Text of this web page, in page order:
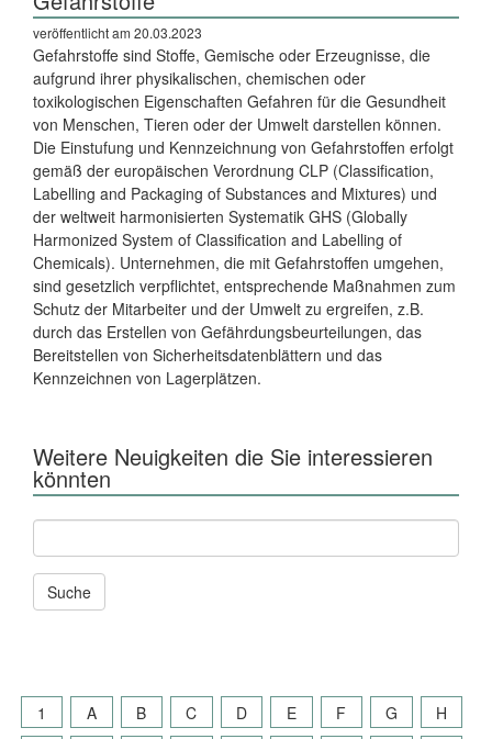
veröffentlicht am 20.03.2023
Gefahrstoffe sind Stoffe, Gemische oder Erzeugnisse, die
aufgrund ihrer physikalischen, chemischen oder
toxikologischen Eigenschaften Gefahren für die Gesundheit
von Menschen, Tieren oder der Umwelt darstellen können.
Die Einstufung und Kennzeichnung von Gefahrstoffen erfolgt
gemäß der europäischen Verordnung CLP (Classification,
Labelling and Packaging of Substances and Mixtures) und
der weltweit harmonisierten Systematik GHS (Globally
Harmonized System of Classification and Labelling of
Chemicals). Unternehmen, die mit Gefahrstoffen umgehen,
sind gesetzlich verpflichtet, entsprechende Maßnahmen zum
Schutz der Mitarbeiter und der Umwelt zu ergreifen, z.B.
durch das Erstellen von Gefährdungsbeurteilungen, das
Bereitstellen von Sicherheitsdatenblättern und das
Kennzeichnen von Lagerplätzen.
Weitere Neuigkeiten die Sie interessieren
könnten
Andere
News
und
Seiten
durchsuchen
1 A B C D E F G
H